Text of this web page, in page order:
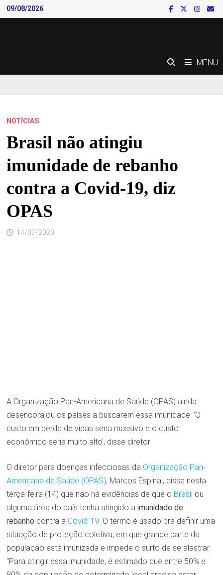
Skip
to
09/08/2026
MENU
NOTÍCIAS
Brasil não atingiu
imunidade de rebanho
contra a Covid-19, diz
OPAS
14/07/2020
A Organização Pan-Americana de Saúde (OPAS) ainda
desencorajou os países a buscarem essa imunidade: ‘O
custo em perda de vidas seria massivo e o custo
econômico seria muito alto’, disse diretor
O diretor para doenças infecciosas da Organização Pan-
Americana de Saúde (OPAS), Marcos Espinal, disse nesta
terça-feira (14) que não há evidências de que o Brasil ou
alguma área do país tenha atingido a imunidade de
rebanho contra a Covid-19 . O termo é usado pra definir uma
situação de proteção coletiva, em que grande parte da
população está imunizada e impede o surto de se alastrar.
“Para atingir essa imunidade, é estimado que entre 50% e